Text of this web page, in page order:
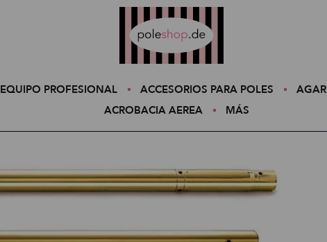
EQUIPO PROFESIONAL ACCESORIOS PARA POLES
ACROBACIA AEREA
MÁS